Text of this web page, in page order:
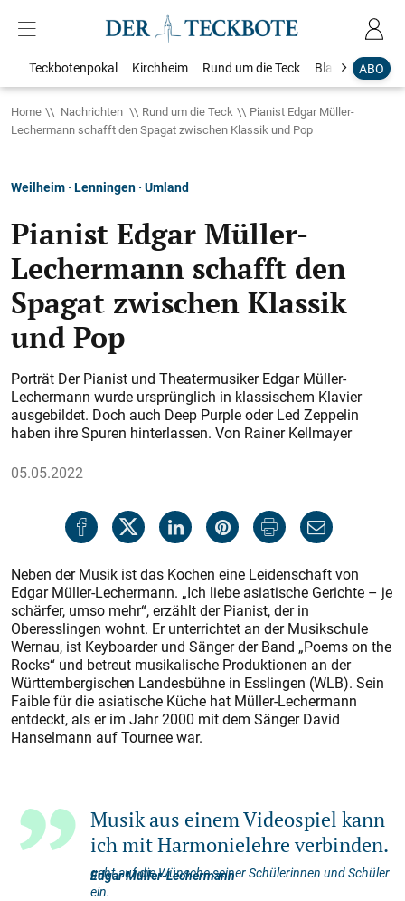
ABO
Teckbotenpokal Kirchheim Rund um die Teck Blaulicht
Home Nachrichten Rund um die Teck
Pianist Edgar Müller-
Lechermann schafft den Spagat zwischen Klassik und Pop
Weilheim · Lenningen · Umland
Pianist Edgar Müller-
Lechermann schafft den
Spagat zwischen Klassik
und Pop
Porträt Der Pianist und Theatermusiker Edgar Müller-
Lechermann wurde ursprünglich in klassischem Klavier
ausgebildet. Doch auch Deep Purple oder Led Zeppelin
haben ihre Spuren hinterlassen. Von Rainer Kellmayer
05.05.2022
Neben der Musik ist das Kochen eine Leidenschaft von
Edgar Müller-Lechermann. „Ich liebe asiatische Gerichte – je
schärfer, umso mehr“, erzählt der Pianist, der in
Oberesslingen wohnt. Er unterrichtet an der Musikschule
Wernau, ist Keyboarder und Sänger der Band „Poems on the
Rocks“ und betreut musikalische Produktionen an der
Württembergischen Landesbühne in Esslingen (WLB). Sein
Faible für die asiatische Küche hat Müller-Lechermann
entdeckt, als er im Jahr 2000 mit dem Sänger David
Hanselmann auf Tournee war.
Musik aus einem Videospiel kann
ich ​​​​​​mit Harmonielehre verbinden.
Edgar Müller-Lechermann
geht auf die Wünsche seiner Schülerinnen und Schüler
ein.